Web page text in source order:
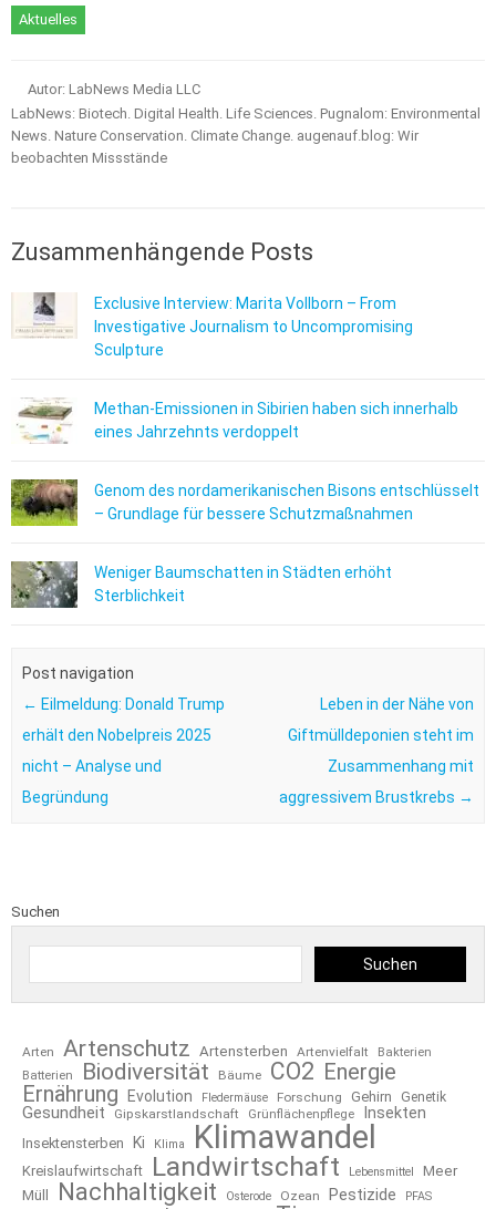
Aktuelles
Autor: LabNews Media LLC
LabNews: Biotech. Digital Health. Life Sciences. Pugnalom: Environmental
News. Nature Conservation. Climate Change. augenauf.blog: Wir
beobachten Missstände
Zusammenhängende Posts
Exclusive Interview: Marita Vollborn – From
Investigative Journalism to Uncompromising
Sculpture
Methan-Emissionen in Sibirien haben sich innerhalb
eines Jahrzehnts verdoppelt
Genom des nordamerikanischen Bisons entschlüsselt
– Grundlage für bessere Schutzmaßnahmen
Weniger Baumschatten in Städten erhöht
Sterblichkeit
Post navigation
← Eilmeldung: Donald Trump
erhält den Nobelpreis 2025
nicht – Analyse und
Begründung
Leben in der Nähe von
Giftmülldeponien steht im
Zusammenhang mit
aggressivem Brustkrebs →
Suchen
Suchen
Arten Artenschutz Artensterben Artenvielfalt
Bakterien
Batterien
Biodiversität Bäume CO2 Energie
Ernährung
Evolution Fledermäuse Forschung Gehirn Genetik
Gesundheit Gipskarstlandschaft Grünflächenpflege Insekten
Insektensterben Ki Klima Klimawandel
Kreislaufwirtschaft Landwirtschaft Lebensmittel
Meer
Müll
Nachhaltigkeit Osterode Ozean Pestizide PFAS